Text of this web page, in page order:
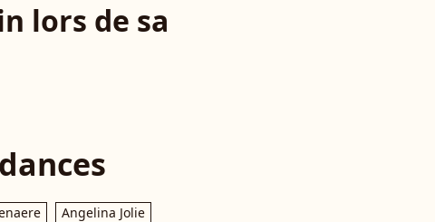
lors de sa
Angelina Jolie